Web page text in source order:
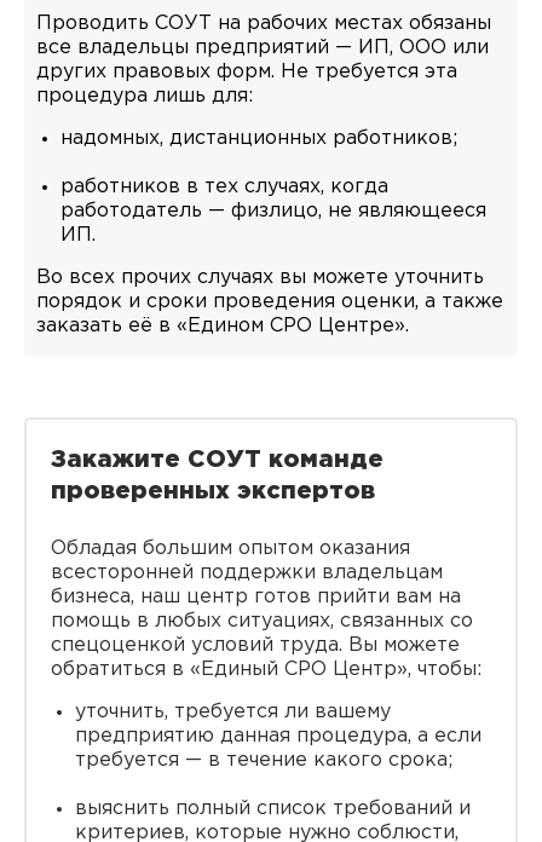
Проводить СОУТ на рабочих местах обязаны
все владельцы предприятий — ИП, ООО или
других правовых форм. Не требуется эта
процедура лишь для:
надомных, дистанционных работников;
работников в тех случаях, когда
работодатель — физлицо, не являющееся
ИП.
Во всех прочих случаях вы можете уточнить
порядок и сроки проведения оценки, а также
заказать её в «Едином СРО Центре».
Закажите СОУТ команде
проверенных экспертов
Обладая большим опытом оказания
всесторонней поддержки владельцам
бизнеса, наш центр готов прийти вам на
помощь в любых ситуациях, связанных со
спецоценкой условий труда. Вы можете
обратиться в «Единый СРО Центр», чтобы:
уточнить, требуется ли вашему
предприятию данная процедура, а если
требуется — в течение какого срока;
выяснить полный список требований и
критериев, которые нужно соблюсти,